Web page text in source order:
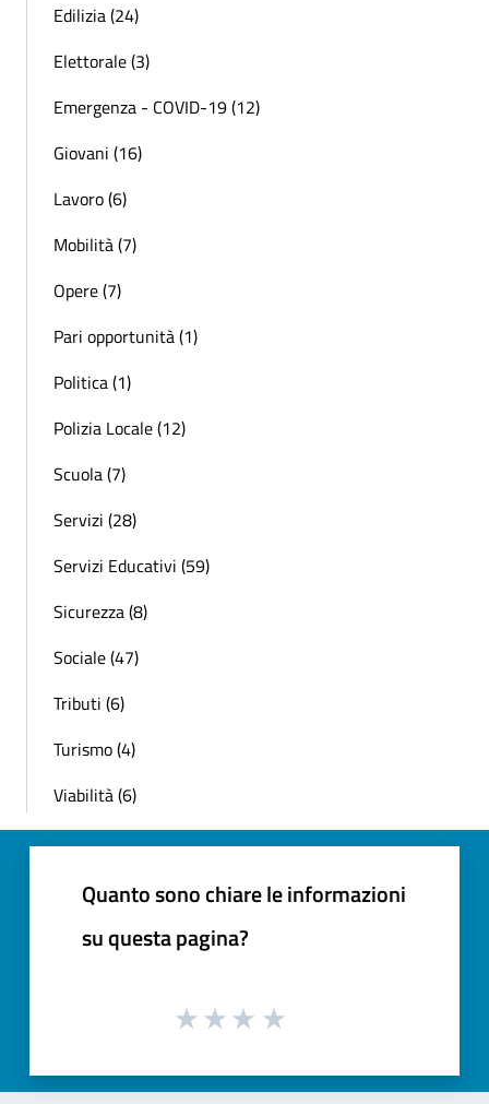
Edilizia (24)
Elettorale (3)
Emergenza - COVID-19 (12)
Giovani (16)
Lavoro (6)
Mobilità (7)
Opere (7)
Pari opportunità (1)
Politica (1)
Polizia Locale (12)
Scuola (7)
Servizi (28)
Servizi Educativi (59)
Sicurezza (8)
Sociale (47)
Tributi (6)
Turismo (4)
Viabilità (6)
Quanto sono chiare le informazioni
su questa pagina?